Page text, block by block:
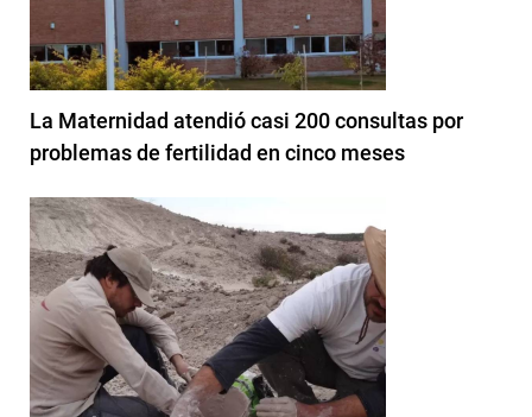
La Maternidad atendió casi 200 consultas por
problemas de fertilidad en cinco meses